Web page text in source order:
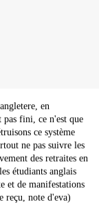
en
pas fini, ce n'est que
ce système
ne pas suivre les
des retraites en
étudiants anglais
et de manifestations
reçu, note d'eva)